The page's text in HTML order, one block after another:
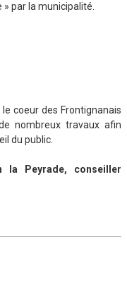
» par la municipalité.
coeur des Frontignanais
nombreux travaux afin
du public.
la Peyrade, conseiller